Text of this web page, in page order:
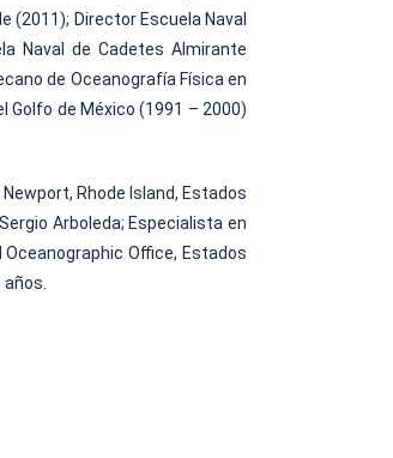
(2011); Director Escuela Naval
Naval de Cadetes Almirante
de Oceanografía Física en
Golfo de México (1991 – 2000)
Rhode Island, Estados
Arboleda; Especialista en
Oceanographic Office, Estados